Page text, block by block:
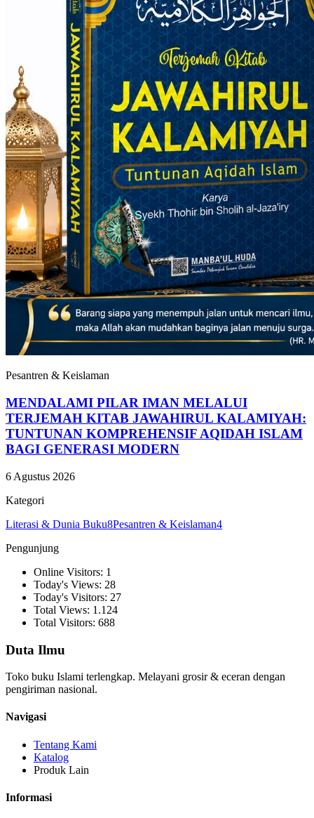
Pesantren & Keislaman
MENDALAMI PILAR IMAN MELALUI
TERJEMAH KITAB JAWAHIRUL KALAMIYAH:
TUNTUNAN KOMPREHENSIF AQIDAH ISLAM
BAGI GENERASI MODERN
6 Agustus 2026
Kategori
Literasi & Dunia Buku8Pesantren & Keislaman4
Pengunjung
Online Visitors: 1
Today's Views: 28
Today's Visitors: 27
Total Views: 1.124
Total Visitors: 688
Duta Ilmu
Toko buku Islami terlengkap. Melayani grosir & eceran dengan
pengiriman nasional.
Navigasi
Tentang Kami
Katalog
Produk Lain
Informasi